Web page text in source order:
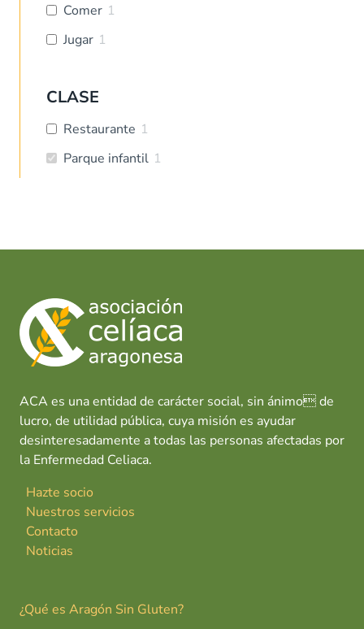
Comer 1
Jugar 1
CLASE
Restaurante 1
Parque infantil 1
ACA es una entidad de carácter social, sin ánimo de
lucro, de utilidad pública, cuya misión es ayudar
desinteresadamente a todas las personas afectadas por
la Enfermedad Celiaca.
Hazte socio
Nuestros servicios
Contacto
Noticias
¿Qué es Aragón Sin Gluten?